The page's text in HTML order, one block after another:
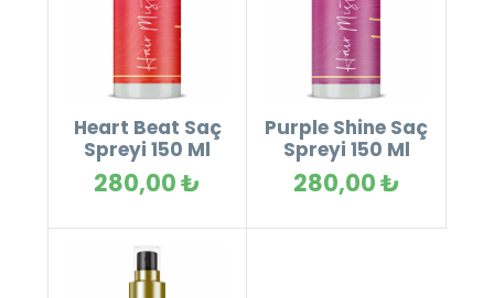
Heart Beat Saç
Spreyi 150 Ml
280,00 ₺
Purple Shine Saç
Spreyi 150 Ml
280,00 ₺